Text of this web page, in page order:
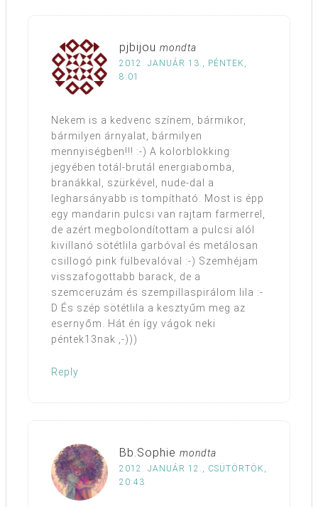
pjbijou mondta
2012. JANUÁR 13., PÉNTEK,
8:01
Nekem is a kedvenc színem, bármikor,
bármilyen árnyalat, bármilyen
mennyiségben!!! :-) A kolorblokking
jegyében totál-brutál energiabomba,
branákkal, szürkével, nude-dal a
legharsányabb is tompítható. Most is épp
egy mandarin pulcsi van rajtam farmerrel,
de azért megbolondítottam a pulcsi alól
kivillanó sötétlila garbóval és metálosan
csillogó pink fülbevalóval :-) Szemhéjam
visszafogottabb barack, de a
szemceruzám és szempillaspirálom lila :-
D És szép sötétlila a kesztyűm meg az
esernyőm. Hát én így vágok neki
péntek13nak ,-)))
Reply
Bb.Sophie mondta
2012. JANUÁR 12., CSÜTÖRTÖK,
20:43